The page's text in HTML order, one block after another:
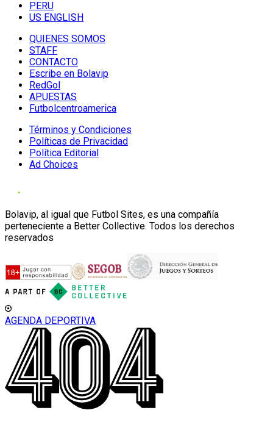
PERU
US ENGLISH
QUIENES SOMOS
STAFF
CONTACTO
Escribe en Bolavip
RedGol
APUESTAS
Futbolcentroamerica
Términos y Condiciones
Políticas de Privacidad
Política Editorial
Ad Choices
Bolavip, al igual que Futbol Sites, es una compañía
perteneciente a Better Collective. Todos los derechos
reservados
AGENDA DEPORTIVA